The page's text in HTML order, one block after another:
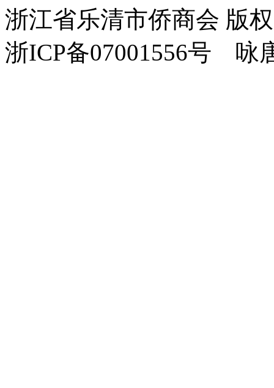
浙江省乐清市侨商会 版
浙ICP备07001556号 咏